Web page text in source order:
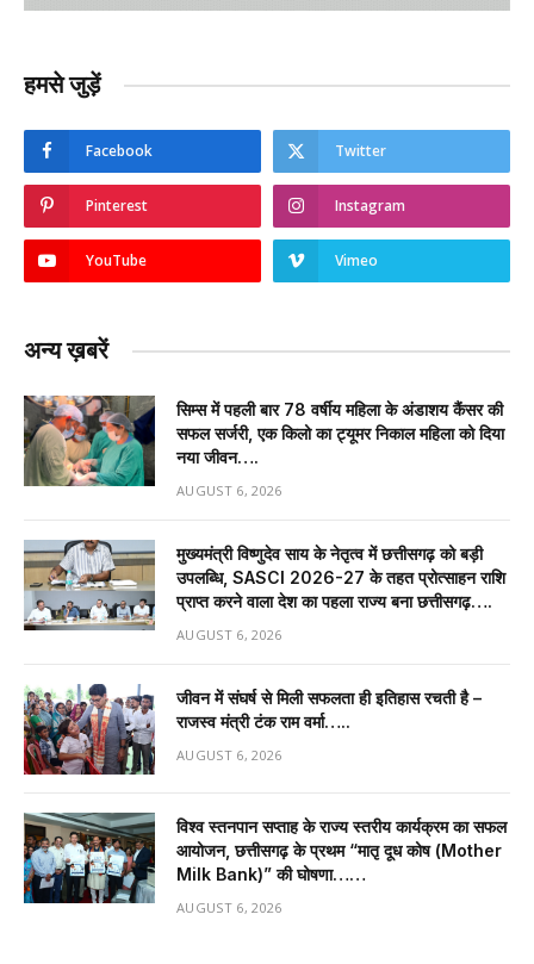
हमसे जुड़ें
Facebook Twitter
Pinterest Instagram
YouTube Vimeo
अन्य ख़बरें
सिम्स में पहली बार 78 वर्षीय महिला के अंडाशय कैंसर की
सफल सर्जरी, एक किलो का ट्यूमर निकाल महिला को दिया
नया जीवन….
AUGUST 6, 2026
मुख्यमंत्री विष्णुदेव साय के नेतृत्व में छत्तीसगढ़ को बड़ी
उपलब्धि, SASCI 2026-27 के तहत प्रोत्साहन राशि
प्राप्त करने वाला देश का पहला राज्य बना छत्तीसगढ़….
AUGUST 6, 2026
जीवन में संघर्ष से मिली सफलता ही इतिहास रचती है –
राजस्व मंत्री टंक राम वर्मा…..
AUGUST 6, 2026
विश्व स्तनपान सप्ताह के राज्य स्तरीय कार्यक्रम का सफल
आयोजन, छत्तीसगढ़ के प्रथम “मातृ दूध कोष (Mother
Milk Bank)” की घोषणा……
AUGUST 6, 2026